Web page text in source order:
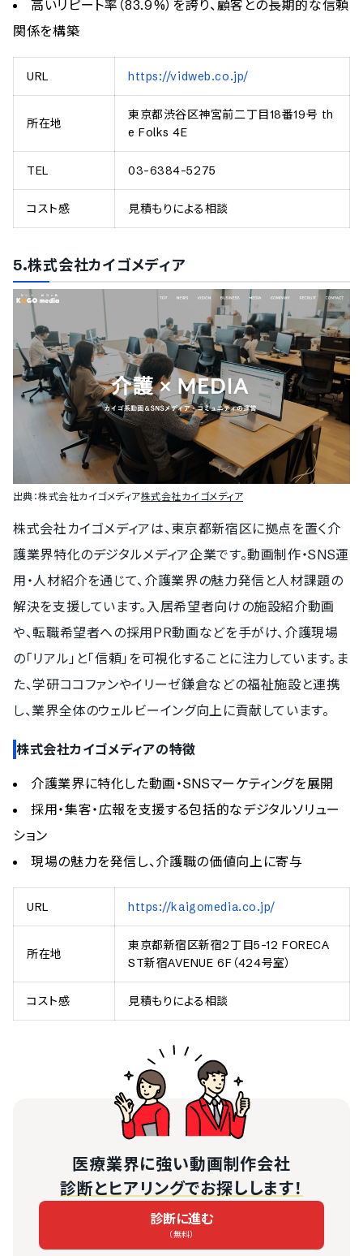
高いリピート率（83.9%）を誇り、顧客との長期的な信頼
関係を構築
URL https://vidweb.co.jp/
所在地
東京都渋谷区神宮前二丁目18番19号 th
e Folks 4E
TEL 03-6384-5275
コスト感 見積もりによる相談
5.株式会社カイゴメディア
出典：株式会社カイゴメディア株式会社カイゴメディア
株式会社カイゴメディアは、東京都新宿区に拠点を置く介
護業界特化のデジタルメディア企業です。動画制作・SNS運
用・人材紹介を通じて、介護業界の魅力発信と人材課題の
解決を支援しています。入居希望者向けの施設紹介動画
や、転職希望者への採用PR動画などを手がけ、介護現場
の「リアル」と「信頼」を可視化することに注力しています。ま
た、学研ココファンやイリーゼ鎌倉などの福祉施設と連携
し、業界全体のウェルビーイング向上に貢献しています。
株式会社カイゴメディアの特徴
介護業界に特化した動画・SNSマーケティングを展開
採用・集客・広報を支援する包括的なデジタルソリュー
ション
現場の魅力を発信し、介護職の価値向上に寄与
URL https://kaigomedia.co.jp/
所在地
東京都新宿区新宿2丁目5-12 FORECA
ST新宿AVENUE 6F（424号室）
コスト感 見積もりによる相談
医療業界に強い動画制作会社
診断とヒアリングでお探しします！
診断に進む
（無料）